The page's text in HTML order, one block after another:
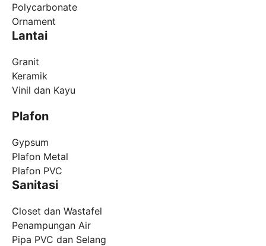
Polycarbonate
Ornament
Lantai
Granit
Keramik
Vinil dan Kayu
Plafon
Gypsum
Plafon Metal
Plafon PVC
Sanitasi
Closet dan Wastafel
Penampungan Air
Pipa PVC dan Selang